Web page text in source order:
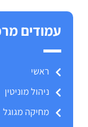
עמודים
ראשי
ניהול מוניטין
מחיקה מגוגל